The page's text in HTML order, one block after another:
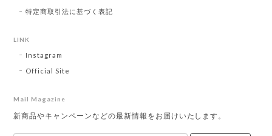
特定商取引法に基づく表記
LINK
Instagram
Official Site
Mail Magazine
新商品やキャンペーンなどの最新情報をお届けいたします。